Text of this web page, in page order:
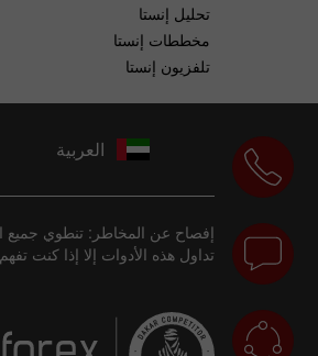
تحليل إنستا
مخططات إنستا
تلفزيون إنستا
العربية
إفصاح عن المخاطر: تنطوي جميع
تداول هذه الأدوات إلا إذا كنت